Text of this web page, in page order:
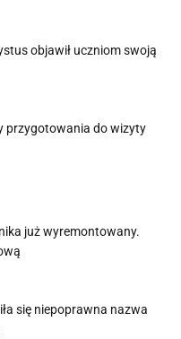
objawił uczniom swoją
przygotowania do wizyty
już wyremontowany.
się niepoprawna nazwa